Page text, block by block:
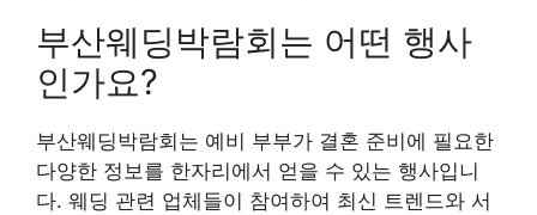
부산웨딩박람회는 어떤 행사
인가요?
부산웨딩박람회는 예비 부부가 결혼 준비에 필요한
다양한 정보를 한자리에서 얻을 수 있는 행사입니
다. 웨딩 관련 업체들이 참여하여 최신 트렌드와 서